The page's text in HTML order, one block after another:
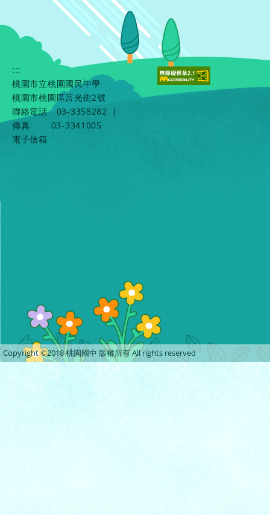
:::
桃園市立桃園國民中學
桃園市桃園區莒光街2號
聯絡電話
03-3358282
|
傳真
03-3341005
電子信箱
Copyright ©2018 桃園國中 版權所有 All rights reserved